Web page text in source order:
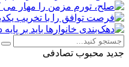
جدید محبوب تصادفی